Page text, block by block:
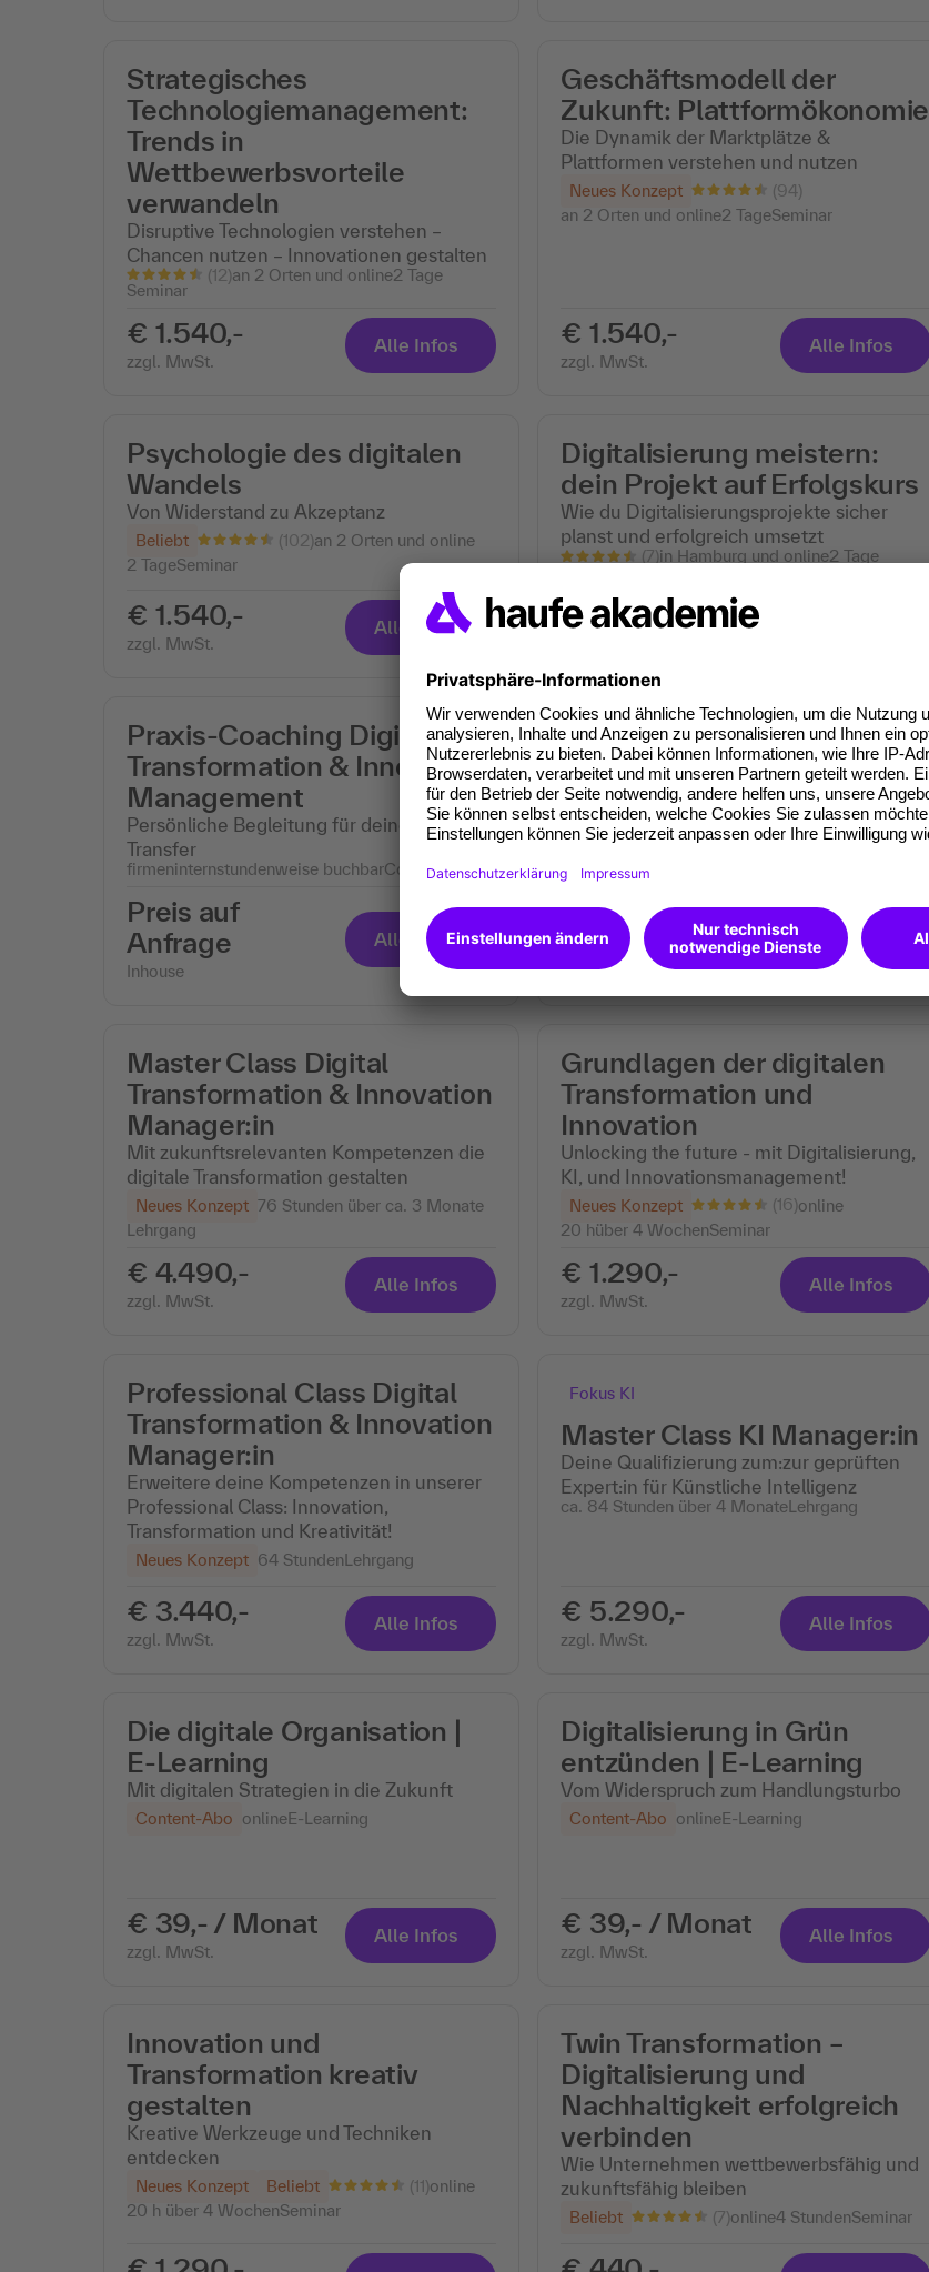
Strategisches
Technologiemanagement:
Trends in
Wettbewerbsvorteile
verwandeln
Disruptive Technologien verstehen –
Chancen nutzen – Innovationen gestalten
(12)an 2 Orten und online2 Tage
Seminar
€ 1.540,-
zzgl. MwSt.
Alle Infos
Geschäftsmodell der
Zukunft: Plattformökonomie
Die Dynamik der Marktplätze &
Plattformen verstehen und nutzen
Neues Konzept
(94)
an 2 Orten und online2 TageSeminar
€ 1.540,-
zzgl. MwSt.
Alle Infos
Psychologie des digitalen
Wandels
Von Widerstand zu Akzeptanz
Beliebt (102)an 2 Orten und online
2 TageSeminar
€ 1.540,-
zzgl. MwSt.
Alle Infos
Digitalisierung meistern:
dein Projekt auf Erfolgskurs
Wie du Digitalisierungsprojekte sicher
planst und erfolgreich umsetzt
(7)in Hamburg und online2 Tage
€ 1.540,-
Praxis-Coaching Digital
Transformation & Innovation
Management
Persönliche Begleitung für deinen Praxis-
Transfer
firmeninternstundenweise buchbarCoaching
Preis auf
Anfrage
Inhouse
Alle Infos
Digitalisierung im
Rechnungswesen
Best Practice, Tools, KI und
Handlungsempfehlungen
(47)in Stuttgart und online1 Tag
€ 790,-
zzgl. MwSt.
Alle Infos
Master Class Digital
Transformation & Innovation
Manager:in
Mit zukunftsrelevanten Kompetenzen die
digitale Transformation gestalten
Neues Konzept 76 Stunden über ca. 3 Monate
Lehrgang
€ 4.490,-
zzgl. MwSt.
Alle Infos
Grundlagen der digitalen
Transformation und
Innovation
Unlocking the future - mit Digitalisierung,
KI, und Innovationsmanagement!
Neues Konzept (16)online
20 hüber 4 WochenSeminar
€ 1.290,-
zzgl. MwSt.
Alle Infos
Professional Class Digital
Transformation & Innovation
Manager:in
Erweitere deine Kompetenzen in unserer
Professional Class: Innovation,
Transformation und Kreativität!
Neues Konzept 64 StundenLehrgang
€ 3.440,-
zzgl. MwSt.
Alle Infos
Fokus KI
Master Class KI Manager:in
Deine Qualifizierung zum:zur geprüften
Expert:in für Künstliche Intelligenz
ca. 84 Stunden über 4 MonateLehrgang
€ 5.290,-
zzgl. MwSt.
Alle Infos
Die digitale Organisation |
E-Learning
Mit digitalen Strategien in die Zukunft
Content-Abo onlineE-Learning
€ 39,- / Monat
zzgl. MwSt.
Alle Infos
Digitalisierung in Grün
entzünden | E-Learning
Vom Widerspruch zum Handlungsturbo
Content-Abo onlineE-Learning
€ 39,- / Monat
zzgl. MwSt.
Alle Infos
Innovation und
Transformation kreativ
gestalten
Kreative Werkzeuge und Techniken
entdecken
Neues Konzept Beliebt (11)online
20 h über 4 WochenSeminar
Twin Transformation –
Digitalisierung und
Nachhaltigkeit erfolgreich
verbinden
Wie Unternehmen wettbewerbsfähig und
zukunftsfähig bleiben
Beliebt (7)online4 StundenSeminar